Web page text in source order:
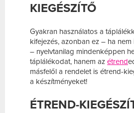
KIEGÉSZÍTŐ
Gyakran használatos a
kifejezés, azonban ez – ha
– nyelvtanilag mindenképpen
táplálékodat, hanem az étrend
másfelől a rendelet is étrend-
a készítményeket!
ÉTREND-